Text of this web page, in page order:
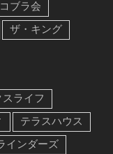
コブラ会
ザ・キング
ライフ
テラスハウス
インダーズ